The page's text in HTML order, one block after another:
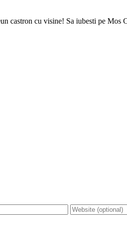
castron cu visine! Sa iubesti pe Mos